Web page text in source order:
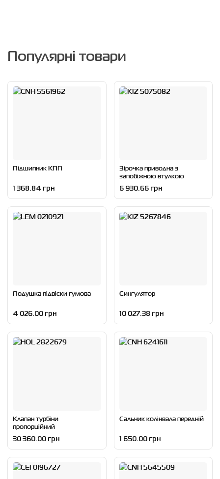
Популярні товари
Пiдшипник КПП
1 368.84 грн
Зірочка приводна з
запобіжною втулкою
6 930.66 грн
Подушка підвіски гумова
4 026.00 грн
Сингулятор
10 027.38 грн
Клапан турбіни
пропорційний
30 360.00 грн
Сальник колінвала передній
1 650.00 грн